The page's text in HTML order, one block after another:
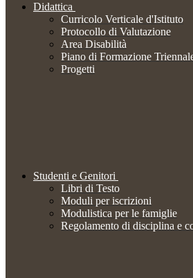
Didattica
Curricolo Verticale d'Istituto
Protocollo di Valutazione
Area Disabilità
Piano di Formazione
Progetti
Studenti e Genitori
Libri di Testo
Moduli per iscrizioni
Modulistica per le famiglie
Regolamento di disciplina e